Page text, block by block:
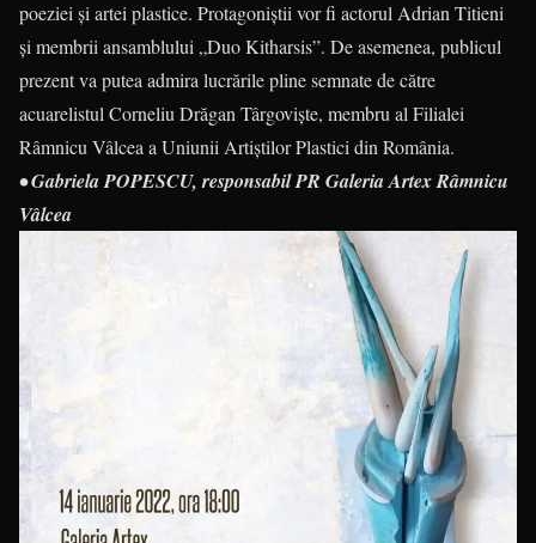
poeziei și artei plastice. Protagoniștii vor fi actorul Adrian Titieni
și membrii ansamblului „Duo Kitharsis”. De asemenea, publicul
prezent va putea admira lucrările pline semnate de către
acuarelistul Corneliu Drăgan Târgoviște, membru al Filialei
Râmnicu Vâlcea a Uniunii Artiștilor Plastici din România.
• Gabriela POPESCU, responsabil PR Galeria Artex Râmnicu
Vâlcea